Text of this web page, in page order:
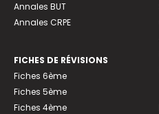
Annales BUT
Annales CRPE
FICHES DE RÉVISIONS
Fiches 6ème
Fiches 5ème
Fiches 4ème